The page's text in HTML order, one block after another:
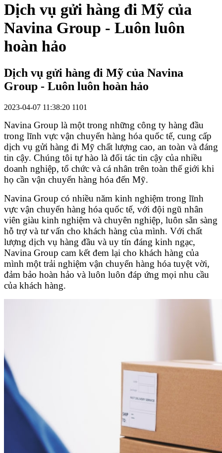
Dịch vụ gửi hàng đi Mỹ của
Navina Group - Luôn luôn
hoàn hảo
Dịch vụ gửi hàng đi Mỹ của Navina
Group - Luôn luôn hoàn hảo
2023-04-07 11:38:20 1101
Navina Group là một trong những công ty hàng đầu
trong lĩnh vực vận chuyển hàng hóa quốc tế, cung cấp
dịch vụ gửi hàng đi Mỹ chất lượng cao, an toàn và đáng
tin cậy. Chúng tôi tự hào là đối tác tin cậy của nhiều
doanh nghiệp, tổ chức và cá nhân trên toàn thế giới khi
họ cần vận chuyển hàng hóa đến Mỹ.
Navina Group có nhiều năm kinh nghiệm trong lĩnh
vực vận chuyển hàng hóa quốc tế, với đội ngũ nhân
viên giàu kinh nghiệm và chuyên nghiệp, luôn sẵn sàng
hỗ trợ và tư vấn cho khách hàng của mình. Với chất
lượng dịch vụ hàng đầu và uy tín đáng kinh ngạc,
Navina Group cam kết đem lại cho khách hàng của
mình một trải nghiệm vận chuyển hàng hóa tuyệt vời,
đảm bảo hoàn hảo và luôn luôn đáp ứng mọi nhu cầu
của khách hàng.